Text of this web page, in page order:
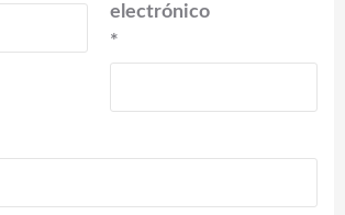
electrónico
*